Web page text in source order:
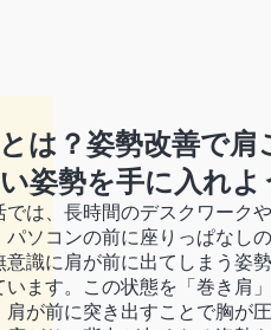
は？姿勢改善で肩
姿勢を手に入れよ
では、長時間のデスクワーク
パソコンの前に座りっぱなし
意識に肩が前に出てしまう姿
ます。この状態を「巻き肩」
肩が前に突き出すことで胸が